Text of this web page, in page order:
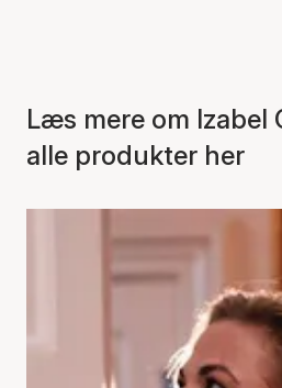
Læs mere om Izabel
alle produkter her